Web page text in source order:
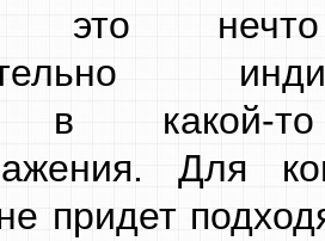
это
в какой-
Для
придет